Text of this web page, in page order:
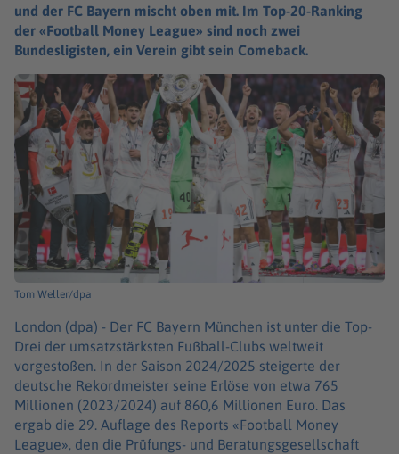
und der FC Bayern mischt oben mit. Im Top-20-Ranking
der «Football Money League» sind noch zwei
Bundesligisten, ein Verein gibt sein Comeback.
Tom Weller/dpa
London (dpa) - Der FC Bayern München ist unter die Top-
Drei der umsatzstärksten Fußball-Clubs weltweit
vorgestoßen. In der Saison 2024/2025 steigerte der
deutsche Rekordmeister seine Erlöse von etwa 765
Millionen (2023/2024) auf 860,6 Millionen Euro. Das
ergab die 29. Auflage des Reports «Football Money
League», den die Prüfungs- und Beratungsgesellschaft